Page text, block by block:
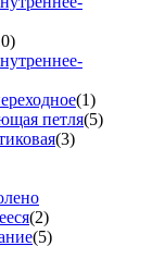
(1)
петля(5)
(3)
(2)
(5)